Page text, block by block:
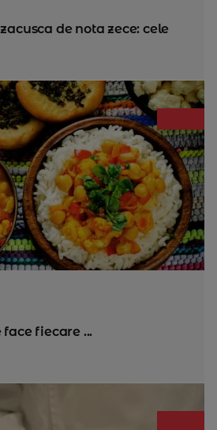
de nota zece: cele
fiecare ...